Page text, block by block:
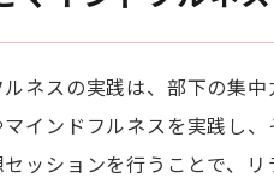
ネスの実践は、部下の集
インドフルネスを実践し
ッションを行うことで、リ